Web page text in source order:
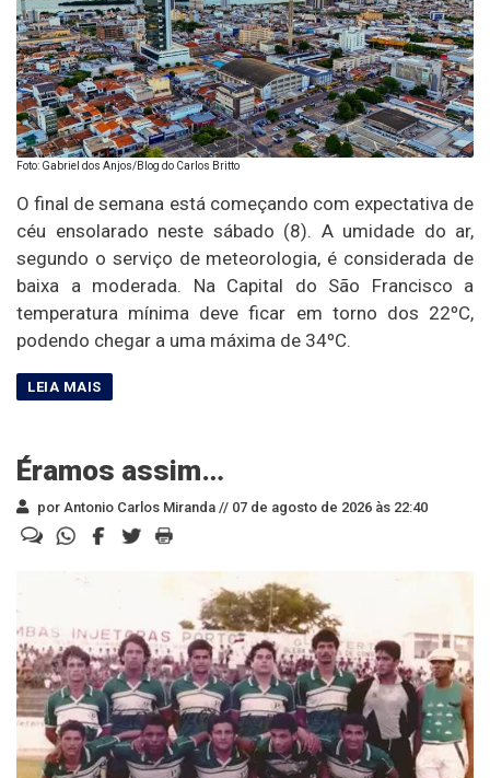
Foto: Gabriel dos Anjos/Blog do Carlos Britto
O final de semana está começando com expectativa de
céu ensolarado neste sábado (8). A umidade do ar,
segundo o serviço de meteorologia, é considerada de
baixa a moderada. Na Capital do São Francisco a
temperatura mínima deve ficar em torno dos 22ºC,
podendo chegar a uma máxima de 34ºC.
Éramos assim…
por Antonio Carlos Miranda // 07 de agosto de 2026 às 22:40